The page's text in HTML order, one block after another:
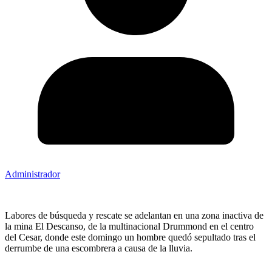
Administrador
Labores de búsqueda y rescate se adelantan en una zona inactiva de
la mina El Descanso, de la multinacional Drummond en el centro
del Cesar, donde este domingo un hombre quedó sepultado tras el
derrumbe de una escombrera a causa de la lluvia.